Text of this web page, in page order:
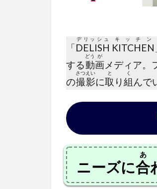
「DELISH
デリッシュ
KITCHEN
キッチン
する動
どう
画
が
メディア。
の撮
さつ
影
えい
に取
と
り組
く
んで
ニーズに合
あ